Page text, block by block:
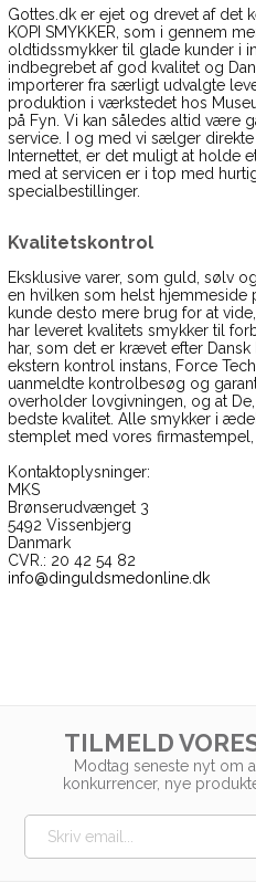
Gottes.dk er ejet og drevet af det
KOPI SMYKKER, som i gennem
oldtidssmykker til glade kunder i
indbegrebet af god kvalitet og
importerer fra særligt udvalgte
produktion i værkstedet hos
på Fyn. Vi kan således altid være
service. I og med vi sælger
Internettet, er det muligt at holde
med at servicen er i top med
specialbestillinger.
Kvalitetskontrol
Eksklusive varer, som guld, sølv
en hvilken som helst hjemmeside
kunde desto mere brug for at
har leveret kvalitets smykker til
har, som det er krævet efter
ekstern kontrol instans, Force
uanmeldte kontrolbesøg og
overholder lovgivningen, og at
bedste kvalitet. Alle smykker i
stemplet med vores
Kontaktoplysninger:
MKS
Brønserudvænget 3
5492 Vissenbjerg
Danmark
CVR.: 20 42 54 82
info@dinguldsmedonline.dk
TILMELD
Modtag seneste nyt om
konkurrencer, nye